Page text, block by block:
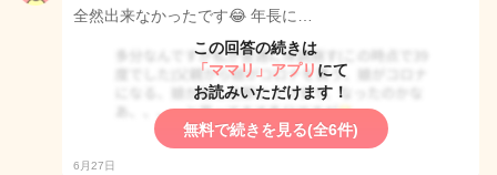
全然出来なかったです😂 年長に…
この回答の続きは
「ママリ」アプリ にて
お読みいただけます！
無料で続きを見る(全6件)
6月27日